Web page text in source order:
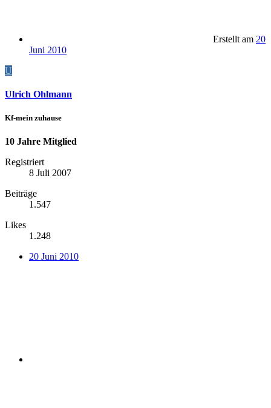
Erstellt am 20
Juni 2010
U
Ulrich Ohlmann
Kf-mein zuhause
10 Jahre Mitglied
Registriert
8 Juli 2007
Beiträge
1.547
Likes
1.248
20 Juni 2010